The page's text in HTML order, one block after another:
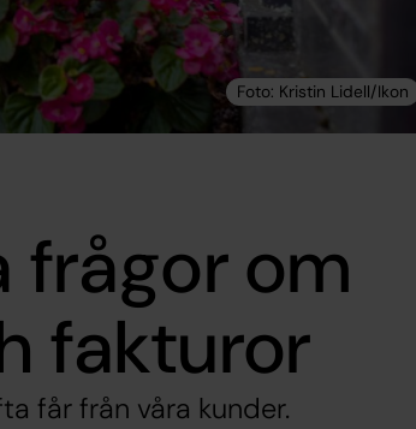
frågor om
fakturor
får från våra kunder.